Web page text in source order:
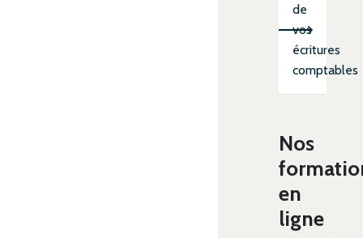
de
vos
écritures
comptables
Nos
en
ligne